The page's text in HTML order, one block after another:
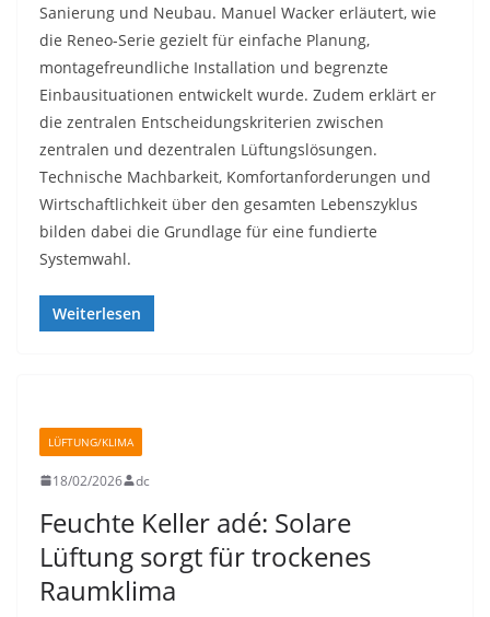
Sanierung und Neubau. Manuel Wacker erläutert, wie
die Reneo-Serie gezielt für einfache Planung,
montagefreundliche Installation und begrenzte
Einbausituationen entwickelt wurde. Zudem erklärt er
die zentralen Entscheidungskriterien zwischen
zentralen und dezentralen Lüftungslösungen.
Technische Machbarkeit, Komfortanforderungen und
Wirtschaftlichkeit über den gesamten Lebenszyklus
bilden dabei die Grundlage für eine fundierte
Systemwahl.
Weiterlesen
LÜFTUNG/KLIMA
18/02/2026 dc
Feuchte Keller adé: Solare
Lüftung sorgt für trockenes
Raumklima